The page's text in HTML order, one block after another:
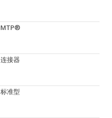
MTP®
连接器
标准型